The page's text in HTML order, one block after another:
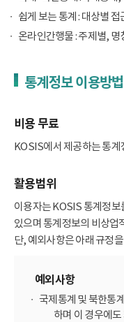
쉽게 보는 통계 : 대상별
온라인간행물 : 주제별,
통계정보 이용방법
비용 무료
KOSIS에서 제공하는 통계
활용범위
이용자는 KOSIS 통계정보
있으며 통계정보의 비상업
단, 예외사항은 아래 규정
예외사항
국제통계 및 북한통
하며 이 경우에